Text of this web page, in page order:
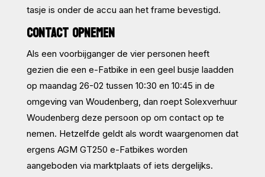
tasje is onder de accu aan het frame bevestigd.
CONTACT OPNEMEN
Als een voorbijganger de vier personen heeft
gezien die een e-Fatbike in een geel busje laadden
op maandag 26-02 tussen 10:30 en 10:45 in de
omgeving van Woudenberg, dan roept Solexverhuur
Woudenberg deze persoon op om contact op te
nemen. Hetzelfde geldt als wordt waargenomen dat
ergens AGM GT250 e-Fatbikes worden
aangeboden via marktplaats of iets dergelijks.